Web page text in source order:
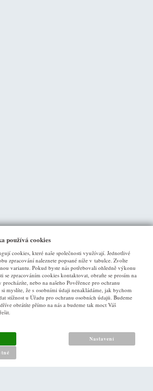
řád
nakládání s osobními údaji
používá cookies
cookies, které naše společnosti využívají. Jednotlivé
zpracování naleznete popsané níže v tabulce. Zvolte
variantu. Pokud byste nás potřebovali ohledně výkonu
se zpracováním cookies kontaktovat, obraťte se prosím na
procházíte, nebo na našeho Pověřence pro ochranu
myslíte, že s osobními údaji nenakládáme, jak bychom
stížnost u Úřadu pro ochranu osobních údajů. Budeme
obrátíte přímo na nás a budeme tak moct Váš
Nastavení